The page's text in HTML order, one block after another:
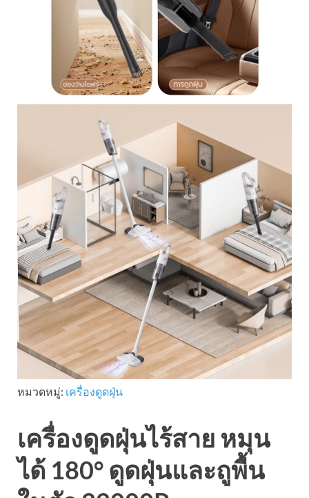
หมวดหมู่: เครื่องดูดฝุ่น
เครื่องดูดฝุ่นไร้สาย หมุน
ได้ 180° ดูดฝุ่นและถูพื้น